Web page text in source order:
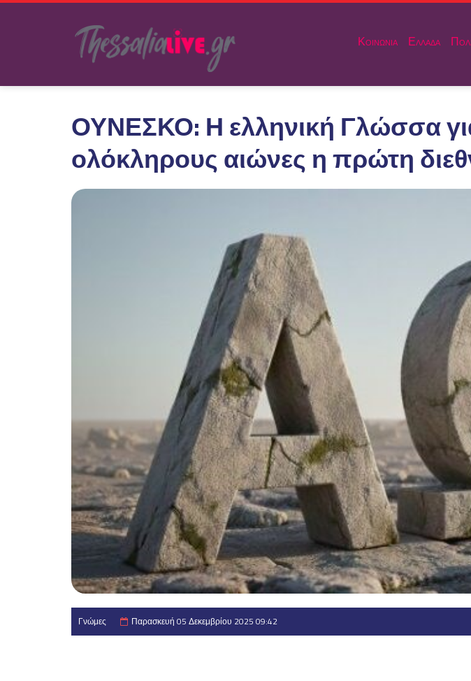
Κοινωνια Ελλαδα
ΟΥΝΕΣΚΟ: Η ελληνική Γλώσσα
ολόκληρους αιώνες η πρώτη
Γνώμες Παρασκευή 05 Δεκεμβρίου 2025 09:42